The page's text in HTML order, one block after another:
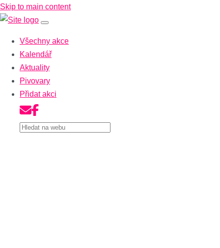
Skip to main content
Všechny akce
Kalendář
Aktuality
Pivovary
Přidat akci